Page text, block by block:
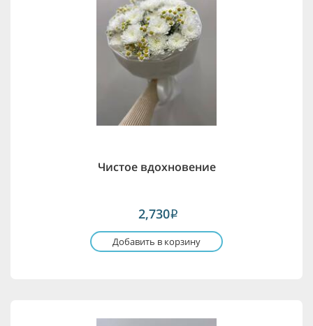
Чистое вдохновение
2,730i
Добавить в корзину